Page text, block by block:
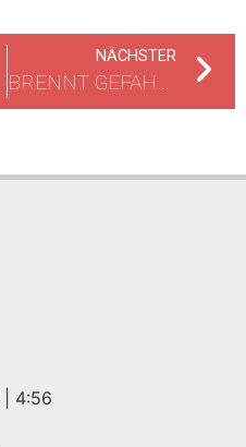
NÄCHSTER
BRENNT GEFAHRGUT LKW
4:56